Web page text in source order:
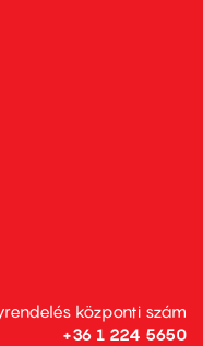
központi szám
+36 1 224 5650